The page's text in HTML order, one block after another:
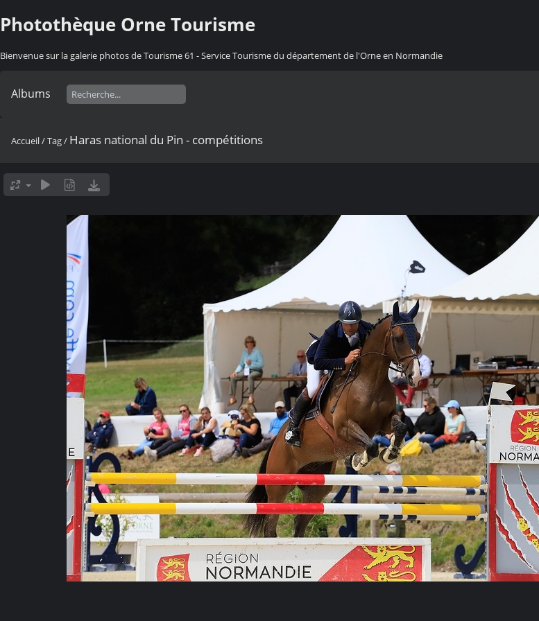
Photothèque Orne Tourisme
Bienvenue sur la galerie photos de Tourisme 61 - Service Tourisme du département de l'Orne en Normandie
Albums
Accueil/Tag/ Haras national du Pin - compétitions